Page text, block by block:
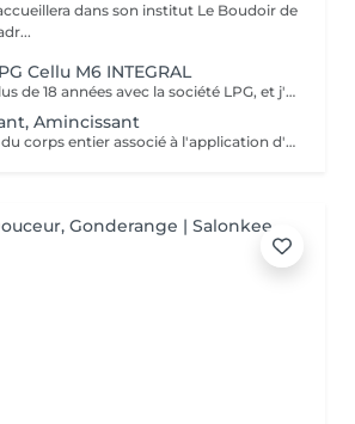
dans son institut Le Boudoir de
Cellu M6 INTEGRAL
Je travaille depuis plus de 18 années avec la société LPG, et j'ai le plaisir de vous proposer la gamme de soins visage et corps avec l'appareil Cellu M6 Integral . Vous trouverez également dans notre institut les produits cosmétiques visage et corps ainsi que leur compléments alimentaires naturels.
Amincissant
C'est un traitement du corps entier associé à l'application d'un masque amincissant sur la zone du ventre. Réalisé à la main, il est apprécié pour son efficacité. Le massage va stimuler l'élimination des toxines et des graisses en activant le drainage lymphatique.